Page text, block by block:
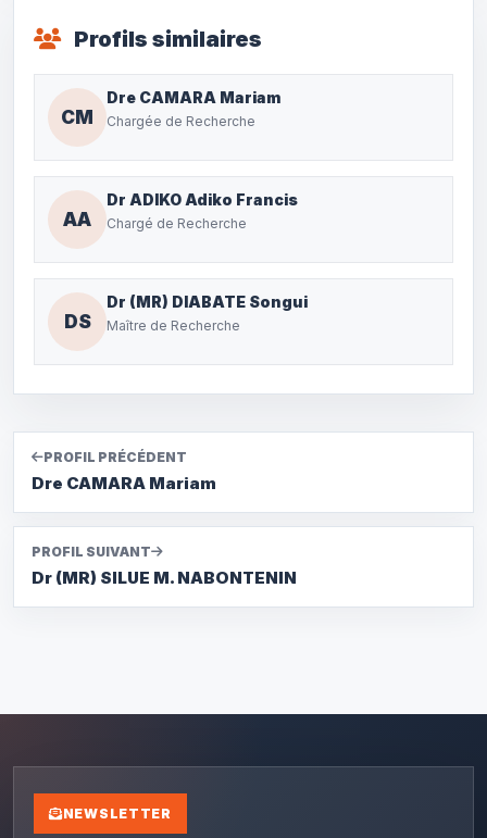
Profils similaires
CM
Dre CAMARA Mariam
Chargée de Recherche
AA
Dr ADIKO Adiko Francis
Chargé de Recherche
DS
Dr (MR) DIABATE Songui
Maître de Recherche
PROFIL PRÉCÉDENT
Dre CAMARA Mariam
PROFIL SUIVANT
Dr (MR) SILUE M. NABONTENIN
NEWSLETTER